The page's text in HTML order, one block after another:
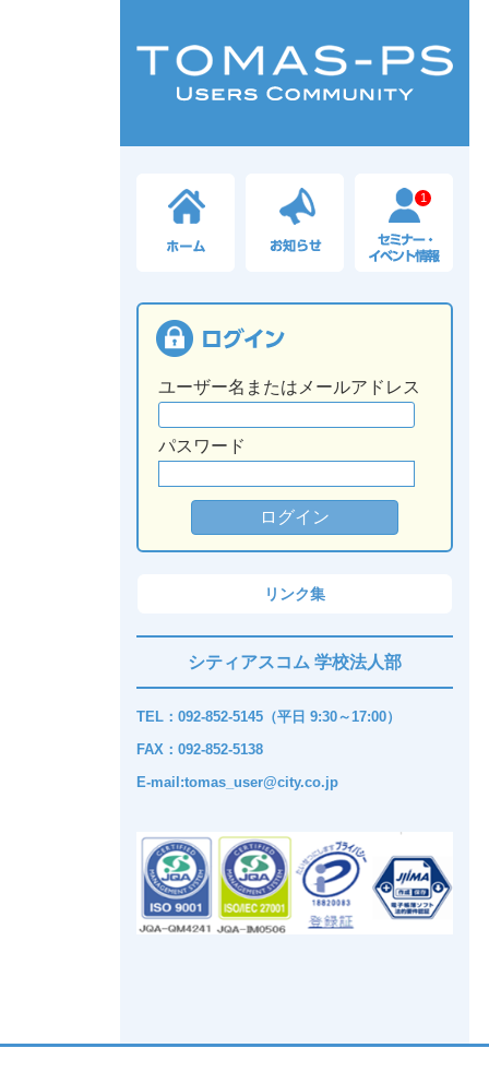
1
ユーザー名またはメールアドレス
パスワード
リンク集
シティアスコム 学校法人部
TEL：092-852-5145（平日 9:30～17:00）
FAX：092-852-5138
E-mail:tomas_user@city.co.jp